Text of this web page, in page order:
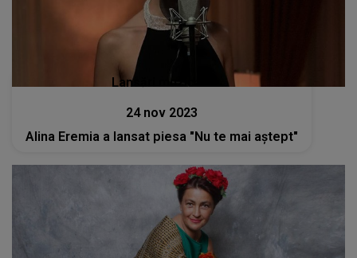
Lansări muzicale
24 nov 2023
Alina Eremia a lansat piesa "Nu te mai aștept"